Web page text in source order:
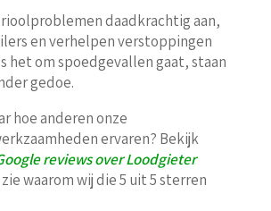
rioolproblemen daadkrachtig aan,
en verhelpen verstoppingen
het om spoedgevallen gaat, staan
gedoe.
hoe anderen onze
ervaren? Bekijk
reviews over Loodgieter
waarom wij die 5 uit 5 sterren